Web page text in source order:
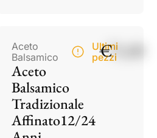
Aceto
Balsamico
Aceto
Balsamico
Tradizionale
Affinato12/24
Ultimi
pezzi
€75,00